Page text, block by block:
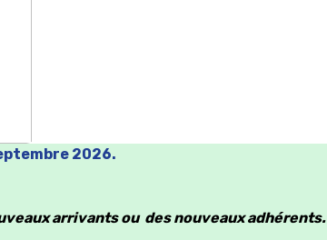
2026.
arrivants ou des nouveaux adhérents.